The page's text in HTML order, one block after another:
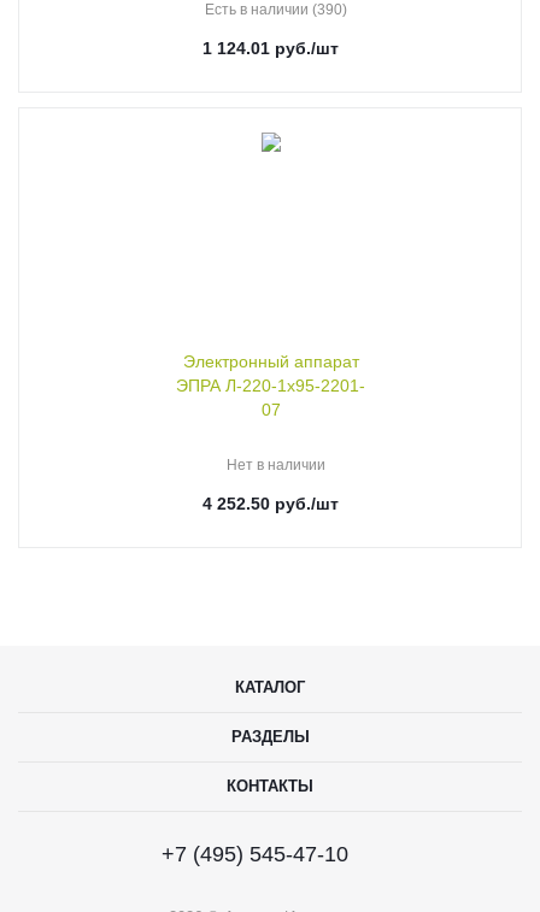
Есть в наличии (390)
1 124.01 руб./шт
Электронный аппарат
ЭПРА Л-220-1х95-2201-
07
Нет в наличии
4 252.50 руб./шт
КАТАЛОГ
РАЗДЕЛЫ
КОНТАКТЫ
+7 (495) 545-47-10